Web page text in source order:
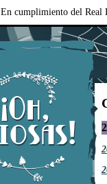
En cumplimiento del Real